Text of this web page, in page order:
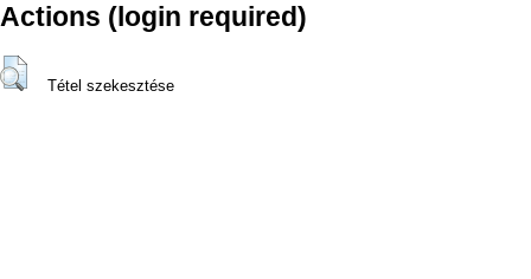
Actions (login required)
Tétel szekesztése